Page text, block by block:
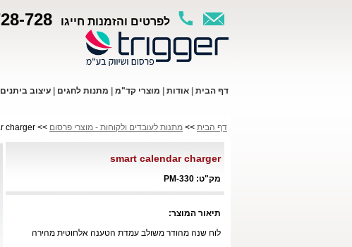
לפרטים והזמנות חייגו 728
דף הבית אודות מוצרי קד"מ מתנות לחגים עיצוב
דף הבית >> מתנות לעובדים ולקוחות - מוצרי פרסום >> smart calendar charger
smart calendar charger
מק"ט: PM-330
תיאור המוצר:
לוח שנה מהודר משולב עמדת הטענה אלחוטית מהירה